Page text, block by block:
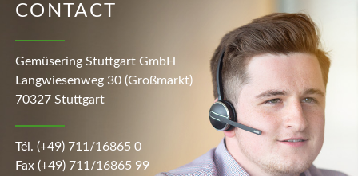
CONTACT
Gemüsering Stuttgart GmbH
Langwiesenweg 30 (Großmarkt)
70327 Stuttgart
Tél. (+49) 711/16865 0
Fax (+49) 711/16865 99